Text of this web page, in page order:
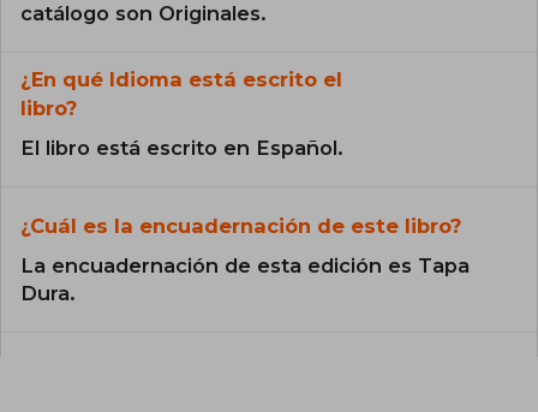
catálogo son Originales.
¿En qué Idioma está escrito el
libro?
El libro está escrito en Español.
¿Cuál es la encuadernación de este libro?
La encuadernación de esta edición es Tapa
Dura.